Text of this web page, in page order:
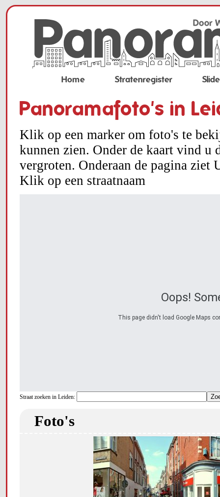
Home Stratenregister
Panoramafoto's in
Klik op een marker om foto's te
kunnen zien. Onder de kaart vind
vergroten. Onderaan de pagina ziet
Klik op een straatnaam
Oops!
This page didn't load Google Maps
Straat zoeken in Leiden:
Foto's